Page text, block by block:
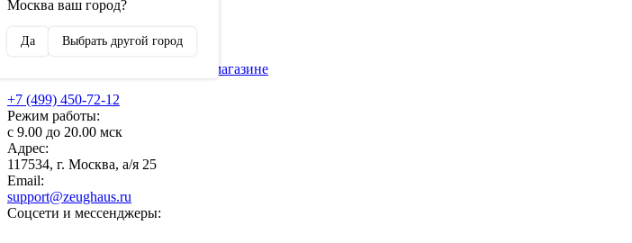
Москва ваш город?
Да Выбрать другой город
О наших скидках
Рекламодателям
Бренды, представленные в магазине
+7 (499) 450-72-12
Режим работы:
с 9.00 до 20.00 мск
Адрес:
117534, г. Москва, а/я 25
Email:
support@zeughaus.ru
Соцсети и мессенджеры: